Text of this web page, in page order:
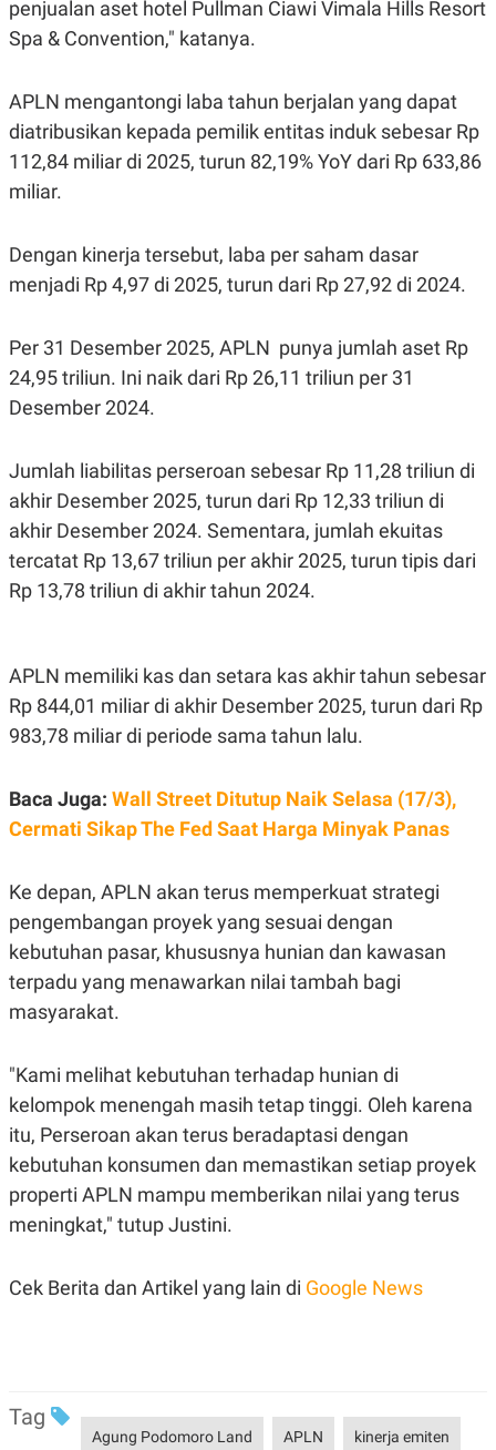
C
A
D
Y
L
A
.
D
L
N
N
A
T
A
K
K
N
A
E
E
N
E
P
R
A
E
T
I
S
I
G
E
I
A
.
OF
USE
PEDOMAN
PEMBERITAAN
SIBER
PRIVACY
POLICY
penjualan aset hotel Pullman Ciawi Vimala Hills Resort
Spa & Convention," katanya.
APLN mengantongi laba tahun berjalan yang dapat
diatribusikan kepada pemilik entitas induk sebesar Rp
112,84 miliar di 2025, turun 82,19% YoY dari Rp 633,86
miliar.
Dengan kinerja tersebut, laba per saham dasar
menjadi Rp 4,97 di 2025, turun dari Rp 27,92 di 2024.
Per 31 Desember 2025, APLN punya jumlah aset Rp
24,95 triliun. Ini naik dari Rp 26,11 triliun per 31
Desember 2024.
Jumlah liabilitas perseroan sebesar Rp 11,28 triliun di
akhir Desember 2025, turun dari Rp 12,33 triliun di
akhir Desember 2024. Sementara, jumlah ekuitas
tercatat Rp 13,67 triliun per akhir 2025, turun tipis dari
Rp 13,78 triliun di akhir tahun 2024.
APLN memiliki kas dan setara kas akhir tahun sebesar
Rp 844,01 miliar di akhir Desember 2025, turun dari Rp
983,78 miliar di periode sama tahun lalu.
Baca Juga: Wall Street Ditutup Naik Selasa (17/3),
Cermati Sikap The Fed Saat Harga Minyak Panas
Ke depan, APLN akan terus memperkuat strategi
pengembangan proyek yang sesuai dengan
kebutuhan pasar, khususnya hunian dan kawasan
terpadu yang menawarkan nilai tambah bagi
masyarakat.
"Kami melihat kebutuhan terhadap hunian di
kelompok menengah masih tetap tinggi. Oleh karena
itu, Perseroan akan terus beradaptasi dengan
kebutuhan konsumen dan memastikan setiap proyek
properti APLN mampu memberikan nilai yang terus
meningkat," tutup Justini.
Cek Berita dan Artikel yang lain di Google News
Tag
Agung Podomoro Land APLN kinerja emiten